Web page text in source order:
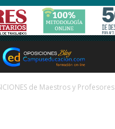
de Maestros y Profesores